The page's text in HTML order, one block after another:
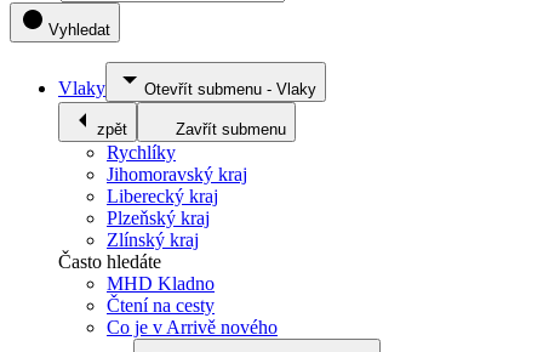
Vyhledat
Vlaky Otevřít submenu - Vlaky
zpět Zavřít submenu
Rychlíky
Jihomoravský kraj
Liberecký kraj
Plzeňský kraj
Zlínský kraj
Často hledáte
MHD Kladno
Čtení na cesty
Co je v Arrivě nového